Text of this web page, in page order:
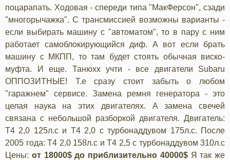
поцарапать. Ходовая - спереди типа "МакФерсон", сзади
"многорычажка". С трансмиссией возможны варианты -
если выбирать машину с "автоматом", то в пару с ним
работает самоблокирующийся диф. А вот если брать
машину с МКПП, то там будет стоять обычная виско-
муфта. И еще. Танюхх учти - все двигатели Subaru
ОППОЗИТНЫЕ! Т.е сразу стоит забыть о любом
"гаражнем" сервисе. Замена ремня генератора - это
целая наука на этих двигателях. А замена свечей
связана с небольшой разборкой двигателя. Двигатель:
Т4 2,0 125л.с и Т4 2,0 с турбонаддувом 175л.с. После
2005 года: Т4 2,0 158л.с и Т4 2,5 с турбонаддувом 310л.с
Цены: от 18000$ до приблизительно 40000$Я так же